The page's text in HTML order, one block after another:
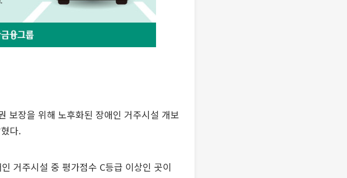
보장을 위해 노후화된 장애인 거주시설 개보
다.
거주시설 중 평가점수 C등급 이상인 곳이